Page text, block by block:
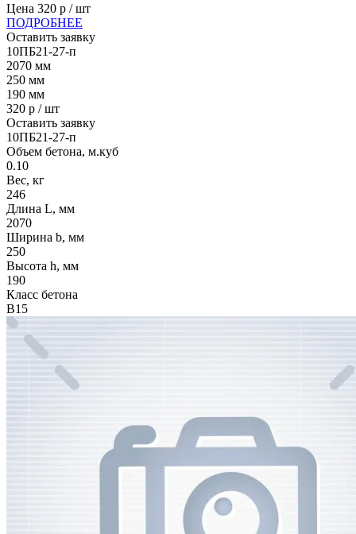
Цена 320 р / шт
ПОДРОБНЕЕ
Оставить заявку
10ПБ21-27-п
2070 мм
250 мм
190 мм
320 р / шт
Оставить заявку
10ПБ21-27-п
Объем бетона, м.куб
0.10
Вес, кг
246
Длина L, мм
2070
Ширина b, мм
250
Высота h, мм
190
Класс бетона
В15